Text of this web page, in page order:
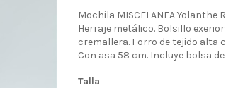
Mochila MISCELANEA
Herraje metálico. Bolsillo
cremallera. Forro de tejido alta
Con asa 58 cm. Incluye bolsa
Talla